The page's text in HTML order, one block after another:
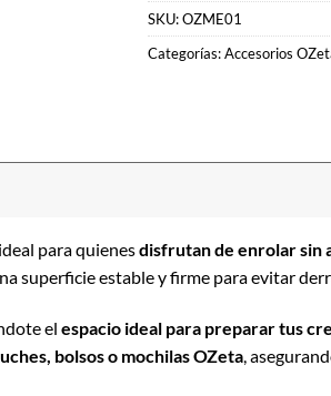
SKU:OZME01
Categorías:Accesorios
para quienesdisfrutan de enrolar sin
superficie estable y firme para evitar
el espacio ideal para preparar tus
bolsos o mochilas OZeta,